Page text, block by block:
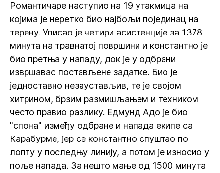
Романтичаре наступио на 19 утакмица на
којима је неретко био најбољи појединац на
терену. Уписао је четири асистенције за 1378
минута на травнатој површини и константно је
био претња у нападу, док је у одбрани
извршавао постављене задатке. Био је
једноставно незаустављив, те је својом
хитрином, брзим размишљањем и техником
често правио разлику. Едмунд Адо је био
"спона" између одбране и напада екипе са
Карабурме, јер се константно спуштао по
лопту у последњу линију, а потом је износио у
поље напада. За нешто мање од 1500 минута